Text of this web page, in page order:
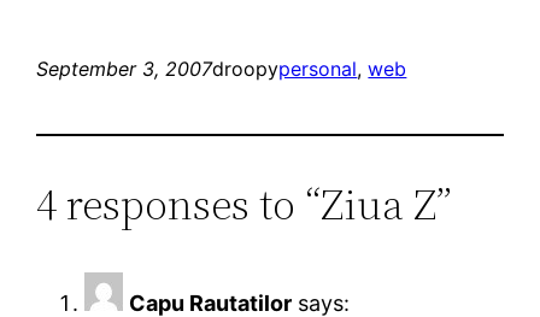
September 3, 2007droopypersonal, web
4 responses to “Ziua Z”
Capu Rautatilor says: